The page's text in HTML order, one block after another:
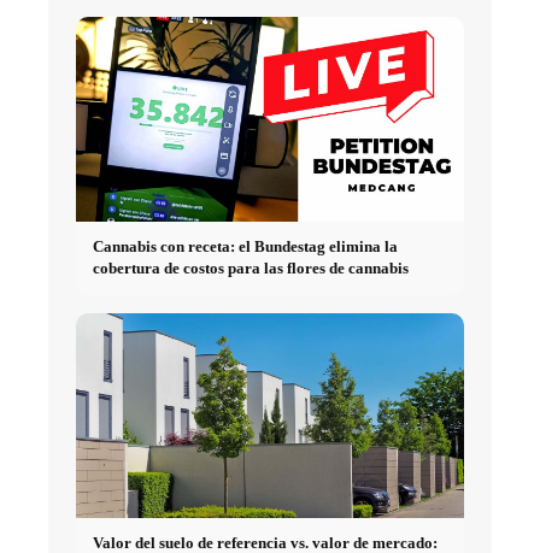
Cannabis con receta: el Bundestag elimina la
cobertura de costos para las flores de cannabis
Valor del suelo de referencia vs. valor de mercado: